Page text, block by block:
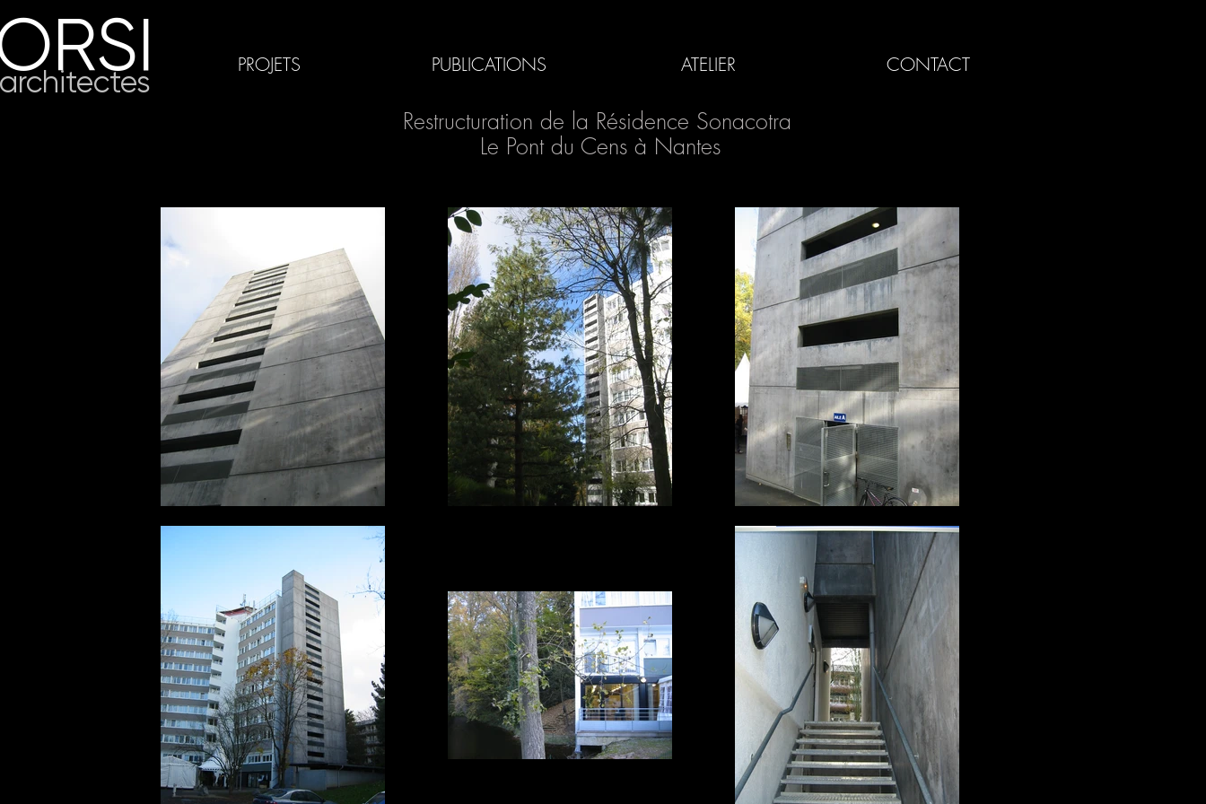
PROJETS PUBLICATIONS ATELIER CONTACT
Restructuration de la Résidence Sonacotra
Le Pont du Cens à Nantes